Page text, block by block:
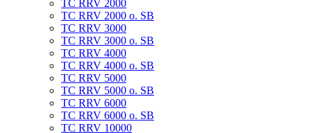
TC RRV 2000
TC RRV 2000 o. SB
TC RRV 3000
TC RRV 3000 o. SB
TC RRV 4000
TC RRV 4000 o. SB
TC RRV 5000
TC RRV 5000 o. SB
TC RRV 6000
TC RRV 6000 o. SB
TC RRV 10000